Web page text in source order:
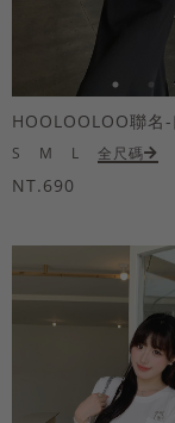
S M L 全尺碼
NT.690